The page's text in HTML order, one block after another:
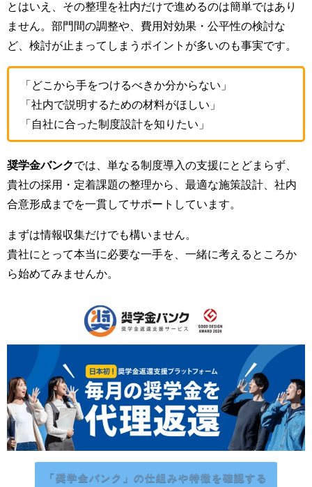
とはいえ、その整理を社内だけで進めるのは簡単ではあり
ません。部門間の調整や、費用対効果・公平性の検討な
ど、検討が止まってしまうポイントが多いのも事実です。
「どこから手をつけるべきか分からない」
「社内で説明するための材料がほしい」
「自社に合った制度設計を知りたい」
奨学金バンクでは、単なる制度導入の支援にとどまらず、
貴社の採用・定着課題の整理から、最適な施策設計、社内
合意形成までを一貫してサポートしています。
まずは情報収集だけでも構いません。
貴社にとって本当に必要な一手を、一緒に考えるところか
ら始めてみませんか。
「奨学金バンク」の仕組みや特徴を確認する